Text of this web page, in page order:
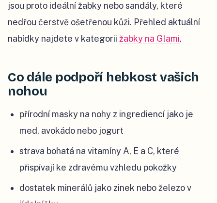
jsou proto ideální žabky nebo sandály, které
nedřou čerstvě ošetřenou kůži. Přehled aktuální
nabídky najdete v kategorii žabky na Glami.
Co dále podpoří hebkost vašich
nohou
přírodní masky na nohy z ingrediencí jako je
med, avokádo nebo jogurt
strava bohatá na vitamíny A, E a C, které
přispívají ke zdravému vzhledu pokožky
dostatek minerálů jako zinek nebo železo v